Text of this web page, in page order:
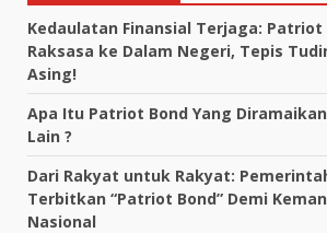
Kedaulatan Finansial Terjaga: Patriot
Raksasa ke Dalam Negeri, Tepis
Asing!
Apa Itu Patriot Bond Yang
Lain ?
Dari Rakyat untuk Rakyat:
Terbitkan “Patriot Bond” Demi
Nasional